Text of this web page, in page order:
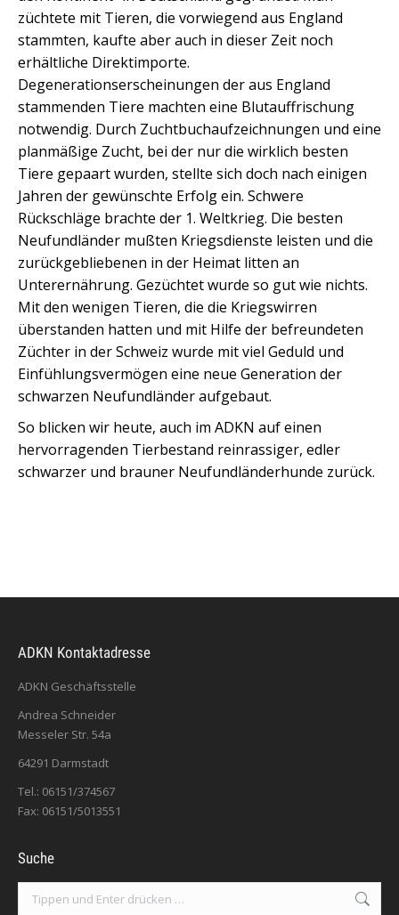
züchtete mit Tieren, die vorwiegend aus England
stammten, kaufte aber auch in dieser Zeit noch
erhältliche Direktimporte.
Degenerationserscheinungen der aus England
stammenden Tiere machten eine Blutauffrischung
notwendig. Durch Zuchtbuchaufzeichnungen und eine
planmäßige Zucht, bei der nur die wirklich besten
Tiere gepaart wurden, stellte sich doch nach einigen
Jahren der gewünschte Erfolg ein. Schwere
Rückschläge brachte der 1. Weltkrieg. Die besten
Neufundländer mußten Kriegsdienste leisten und die
zurückgebliebenen in der Heimat litten an
Unterernährung. Gezüchtet wurde so gut wie nichts.
Mit den wenigen Tieren, die die Kriegswirren
überstanden hatten und mit Hilfe der befreundeten
Züchter in der Schweiz wurde mit viel Geduld und
Einfühlungsvermögen eine neue Generation der
schwarzen Neufundländer aufgebaut.
So blicken wir heute, auch im ADKN auf einen
hervorragenden Tierbestand reinrassiger, edler
schwarzer und brauner Neufundländerhunde zurück.
ADKN Kontaktadresse
ADKN Geschäftsstelle
Andrea Schneider
Messeler Str. 54a
64291 Darmstadt
Tel.: 06151/374567
Fax: 06151/5013551
Suche